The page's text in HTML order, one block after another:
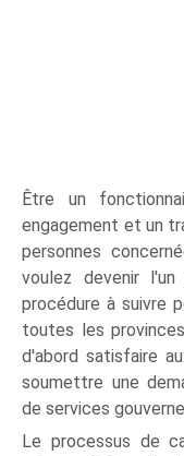
Être un
engagement et un
personnes
voulez devenir
procédure à suivre
toutes les
d'abord satisfaire
soumettre une
de services
Le processus de